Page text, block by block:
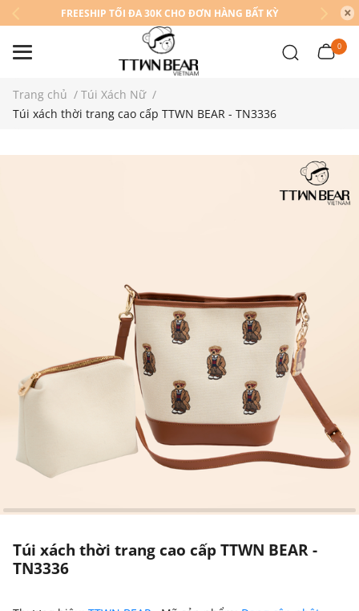
FREESHIP TỐI ĐA 30K CHO ĐƠN HÀNG BẤT KỲ
0
Trang chủ / Túi Xách Nữ /
Túi xách thời trang cao cấp TTWN BEAR - TN3336
Túi xách thời trang cao cấp TTWN BEAR -
TN3336